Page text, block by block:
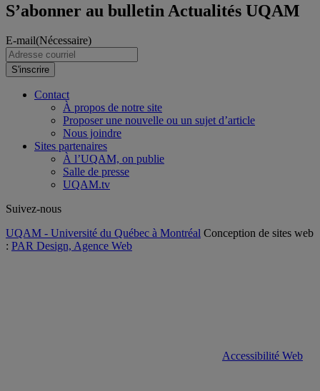
S’abonner au bulletin Actualités UQAM
E-mail(Nécessaire)
S'inscrire
Contact
À propos de notre site
Proposer une nouvelle ou un sujet d’article
Nous joindre
Sites partenaires
À l’UQAM, on publie
Salle de presse
UQAM.tv
Suivez-nous
UQAM - Université du Québec à Montréal Conception de sites web
: PAR Design, Agence Web
Accessibilité Web